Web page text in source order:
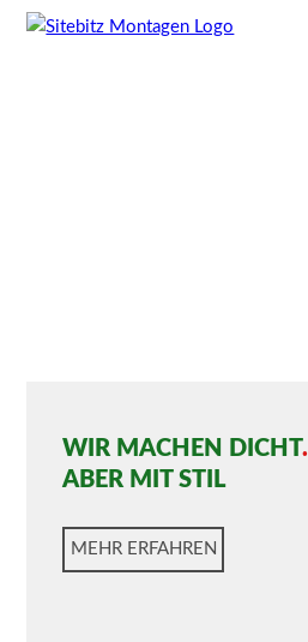
WIR MACHEN DICHT.
ABER MIT STIL
MEHR ERFAHREN